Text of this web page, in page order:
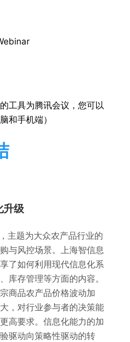
的工具为腾讯会议，您可以
和手机端）
升级
主题为大众农产品行业的
与风控场景。上海智信息
了如何利用现代信息化系
库存管理等方面的内容。
商品农产品价格波动加
，对行业参与者的决策能
高要求。信息化能力的加
驱动向策略性驱动的转